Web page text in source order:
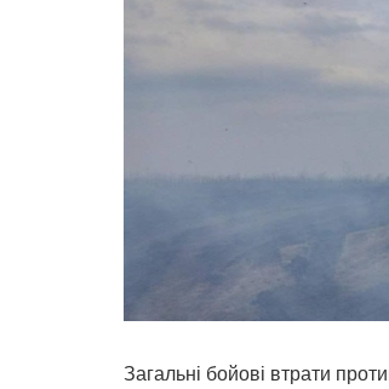
Загальні бойові втрати